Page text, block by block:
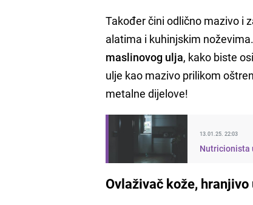
Također čini odlično mazivo i
alatima i kuhinjskim
maslinovog ulja, kako biste
ulje kao mazivo prilikom
metalne dijelove!
13.01.25. 22:03
Nutricionista
Ovlaživač kože,